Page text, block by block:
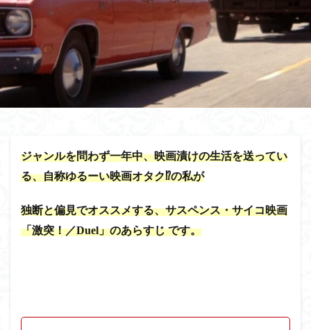
ジャンルを問わず一年中、映画漬けの生活を送ってい
る、自称ゆるーい映画オタク⁉の私が
独断と偏見でオススメする、サスペンス・サイコ映画
「激突！／Duel」のあらすじ です。